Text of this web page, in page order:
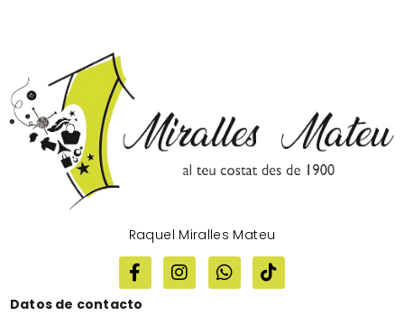
Raquel Miralles Mateu
Datos de contacto